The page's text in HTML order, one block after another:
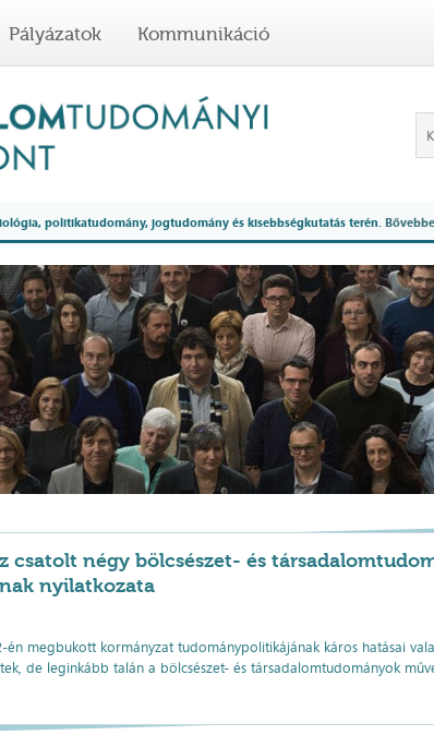
Pályázatok Kommunikáció
politikatudomány, jogtudomány és kisebbségkutatás terén.
csatolt négy bölcsészet- és
nyilatkozata
én megbukott kormányzat tudománypolitikájának káros hatásai
de leginkább talán a bölcsészet- és társadalomtudományok